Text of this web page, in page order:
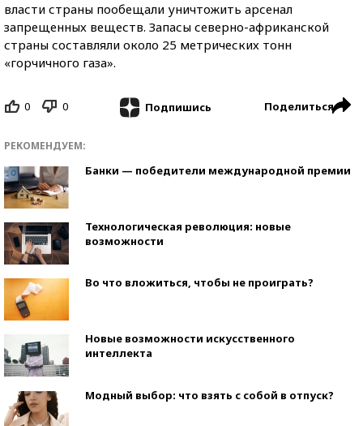
власти страны пообещали уничтожить арсенал
запрещенных веществ. Запасы северно-африканской
страны составляли около 25 метрических тонн
«горчичного газа».
0 0 Подпишись Поделиться
РЕКОМЕНДУЕМ:
Банки — победители международной премии
Технологическая революция: новые
возможности
Во что вложиться, чтобы не проиграть?
Новые возможности искусственного
интеллекта
Модный выбор: что взять с собой в отпуск?